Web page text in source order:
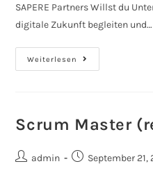
SAPERE Partners Willst du
digitale Zukunft begleiten und…
Weiterlesen
Scrum Master
admin September 21,